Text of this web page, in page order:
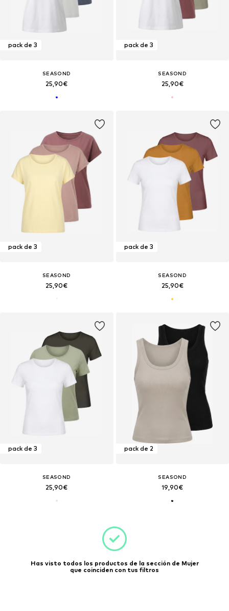
pack de 3
SEASOND
25,90€
pack de 3
SEASOND
25,90€
pack de 3
SEASOND
25,90€
pack de 3
SEASOND
25,90€
pack de 3
SEASOND
25,90€
pack de 2
SEASOND
19,90€
Has visto todos los productos de la sección de Mujer
que coinciden con tus filtros